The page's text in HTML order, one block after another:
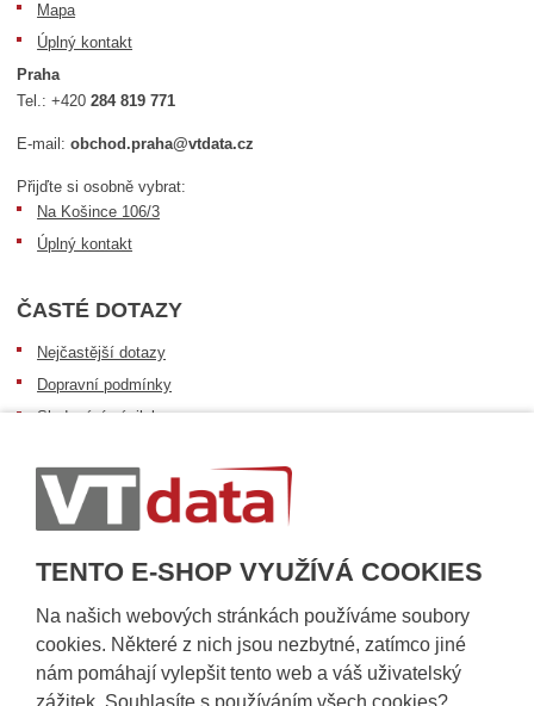
TENTO E-SHOP VYUŽÍVÁ COOKIES
Na našich webových stránkách používáme soubory
cookies. Některé z nich jsou nezbytné, zatímco jiné
nám pomáhají vylepšit tento web a váš uživatelský
zážitek. Souhlasíte s používáním všech cookies?
Mapa
Úplný kontakt
Praha
Tel.:+420284 819 771
E-mail:obchod.praha@vtdata.cz
Přijďte si osobně vybrat:
Na Košince 106/3
Úplný kontakt
ČASTÉ DOTAZY
Nejčastější dotazy
Dopravní podmínky
Sledování zásilek
Informace k dostupnosti zboží
Obecné informace